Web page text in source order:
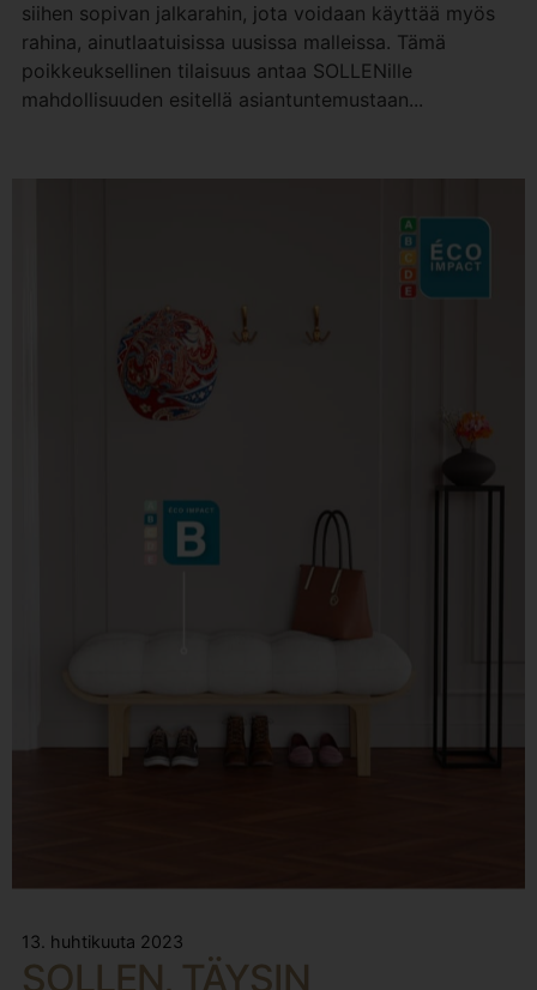
siihen sopivan jalkarahin, jota voidaan käyttää myös
rahina, ainutlaatuisissa uusissa malleissa. Tämä
poikkeuksellinen tilaisuus antaa SOLLENille
mahdollisuuden esitellä asiantuntemustaan...
13. huhtikuuta 2023
SOLLEN, TÄYSIN